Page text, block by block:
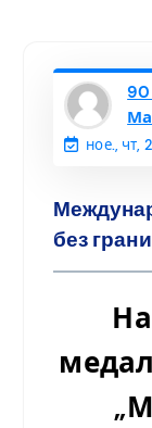
90
ное., чт,
без